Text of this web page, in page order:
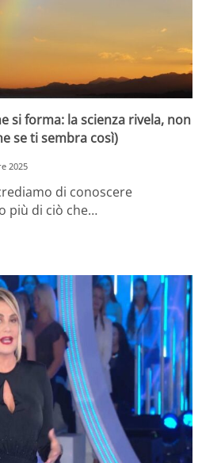
si forma: la scienza rivela, non
se ti sembra così)
2025
di conoscere
più di ciò che…